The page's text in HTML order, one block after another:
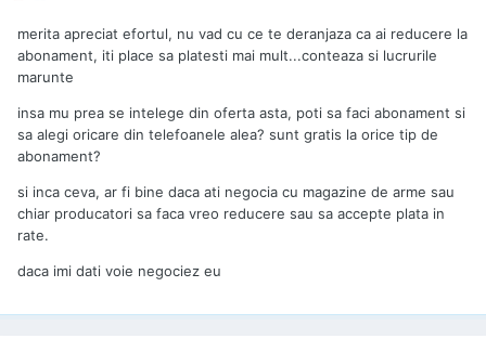
merita apreciat efortul, nu vad cu ce te deranjaza ca ai reducere la
abonament, iti place sa platesti mai mult...conteaza si lucrurile
marunte
insa mu prea se intelege din oferta asta, poti sa faci abonament si
sa alegi oricare din telefoanele alea? sunt gratis la orice tip de
abonament?
si inca ceva, ar fi bine daca ati negocia cu magazine de arme sau
chiar producatori sa faca vreo reducere sau sa accepte plata in
rate.
daca imi dati voie negociez eu